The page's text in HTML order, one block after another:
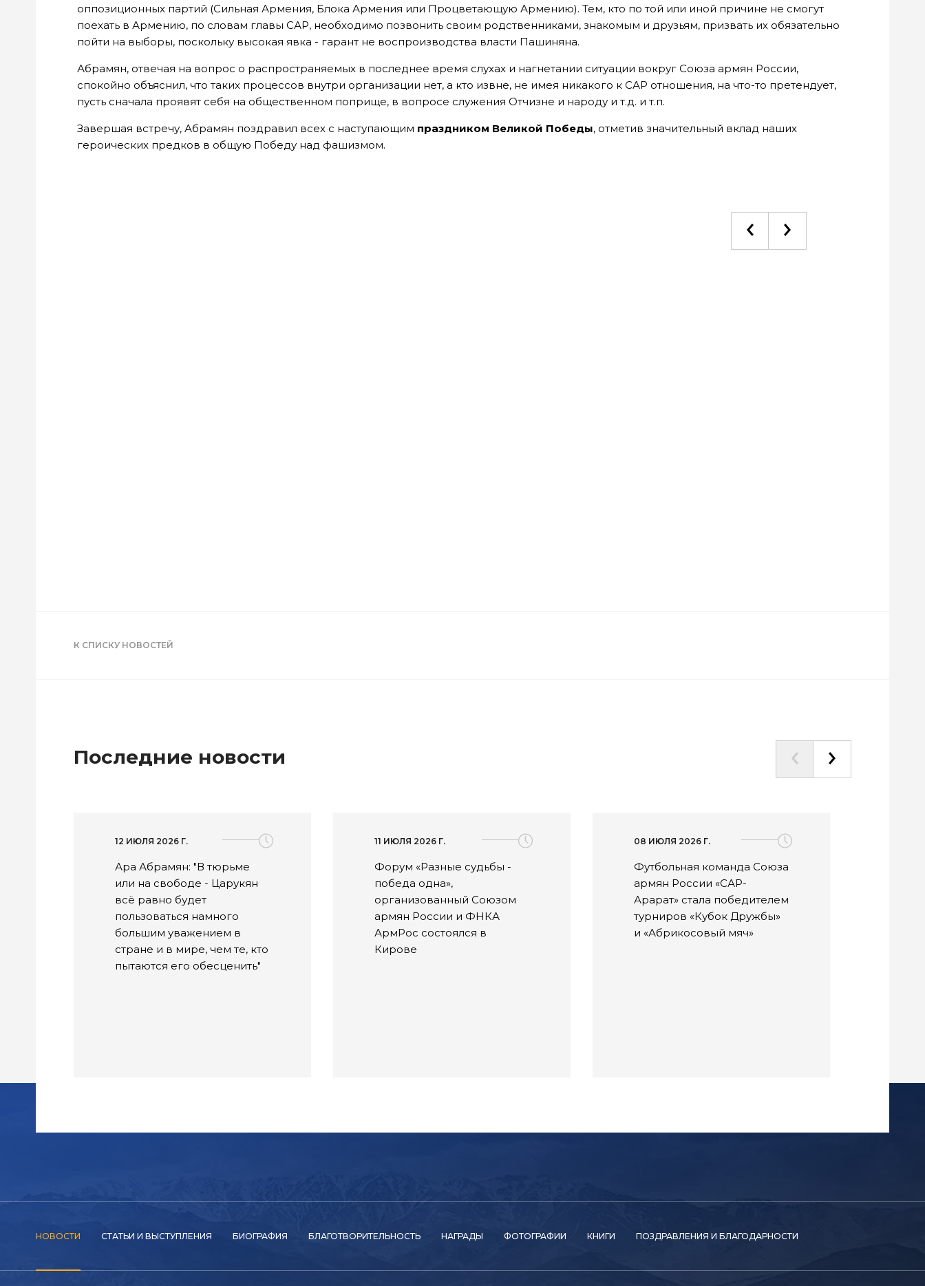
оппозиционных партий (Сильная Армения, Блока Армения или Процветающую Армению). Тем, кто по той или иной причине не смогут
поехать в Армению, по словам главы САР, необходимо позвонить своим родственниками, знакомым и друзьям, призвать их обязательно
пойти на выборы, поскольку высокая явка - гарант не воспроизводства власти Пашиняна.
Абрамян, отвечая на вопрос о распространяемых в последнее время слухах и нагнетании ситуации вокруг Союза армян России,
спокойно объяснил, что таких процессов внутри организации нет, а кто извне, не имея никакого к САР отношения, на что-то претендует,
пусть сначала проявят себя на общественном поприще, в вопросе служения Отчизне и народу и т.д. и т.п.
Завершая встречу, Абрамян поздравил всех с наступающим праздником Великой Победы, отметив значительный вклад наших
героических предков в общую Победу над фашизмом.
К СПИСКУ НОВОСТЕЙ
Последние новости
12 ИЮЛЯ 2026 Г.
Ара Абрамян: "В тюрьме
или на свободе - Царукян
всё равно будет
пользоваться намного
большим уважением в
стране и в мире, чем те, кто
пытаются его обесценить"
11 ИЮЛЯ 2026 Г.
Форум «Разные судьбы -
победа одна»,
организованный Союзом
армян России и ФНКА
АрмРос состоялся в
Кирове
08 ИЮЛЯ 2026 Г.
Футбольная команда Союза
армян России «САР-
Арарат» стала победителем
турниров «Кубок Дружбы»
и «Абрикосовый мяч»
НОВОСТИ СТАТЬИ И ВЫСТУПЛЕНИЯ БИОГРАФИЯ БЛАГОТВОРИТЕЛЬНОСТЬ НАГРАДЫ ФОТОГРАФИИ КНИГИ ПОЗДРАВЛЕНИЯ И БЛАГОДАРНОСТИ